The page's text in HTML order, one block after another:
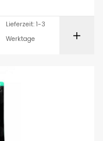
Lieferzeit: 1-3
Werktage